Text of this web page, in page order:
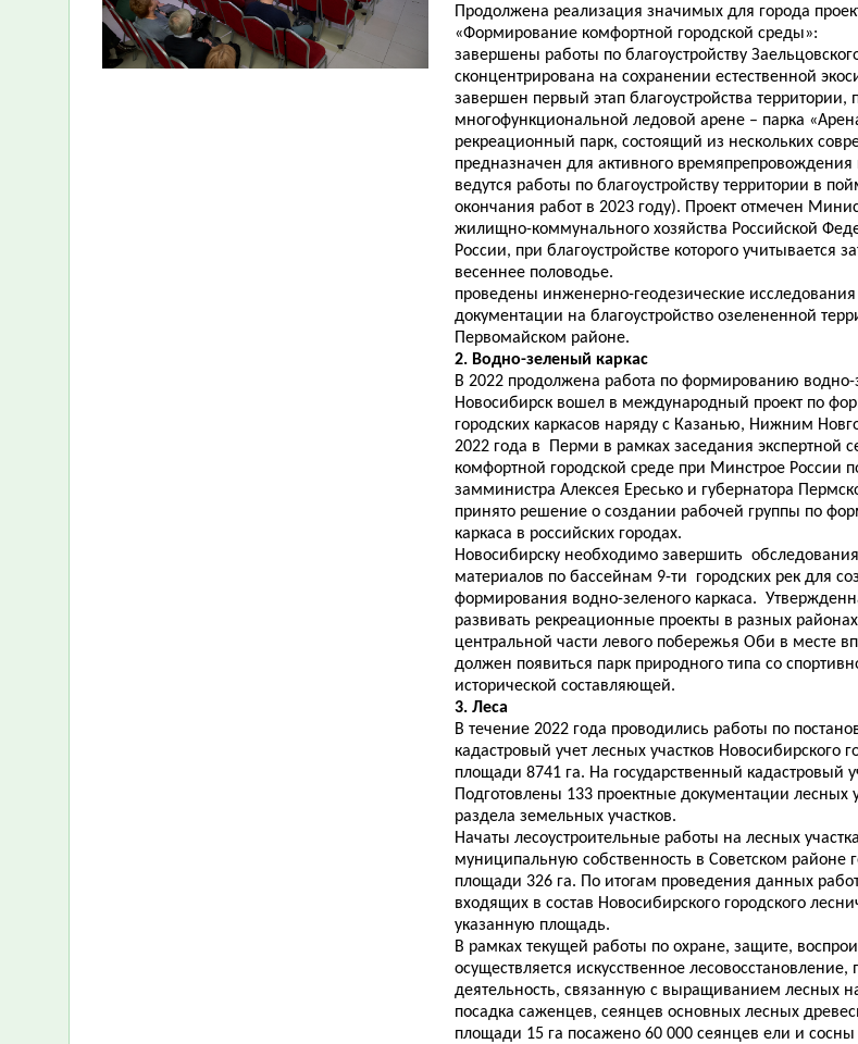
Продолжена реализация значимых для города
«Формирование комфортной городской среды»:
завершены работы по благоустройству
сконцентрирована на сохранении естественной
завершен первый этап благоустройства
многофункциональной ледовой арене – парка
рекреационный парк, состоящий из нескольких
предназначен для активного времяпрепровождения
ведутся работы по благоустройству территории в
окончания работ в 2023 году). Проект отмечен
жилищно-коммунального хозяйства Российской
России, при благоустройстве которого учитывается
весеннее половодье.
проведены инженерно-геодезические исследования
документации на благоустройство озелененной
Первомайском районе.
2. Водно-зеленый каркас
В 2022 продолжена работа по формированию водно-
Новосибирск вошел в международный проект по
городских каркасов наряду с Казанью, Нижним
2022 года в Перми в рамках заседания экспертной
комфортной городской среде при Минстрое России
замминистра Алексея Ересько и губернатора
принято решение о создании рабочей группы по
каркаса в российских городах.
Новосибирску необходимо завершить
материалов по бассейнам 9-ти городских рек для
формирования водно-зеленого каркаса.
развивать рекреационные проекты в разных
центральной части левого побережья Оби в месте
должен появиться парк природного типа со
исторической составляющей.
3. Леса
В течение 2022 года проводились работы по
кадастровый учет лесных участков Новосибирского
площади 8741 га. На государственный кадастровый
Подготовлены 133 проектные документации лесных
раздела земельных участков.
Начаты лесоустроительные работы на лесных
муниципальную собственность в Советском районе
площади 326 га. По итогам проведения данных
входящих в состав Новосибирского городского
указанную площадь.
В рамках текущей работы по охране, защите,
осуществляется искусственное
деятельность, связанную с выращиванием лесных
посадка саженцев, сеянцев основных лесных
площади 15 га посажено 60 000 сеянцев ели и